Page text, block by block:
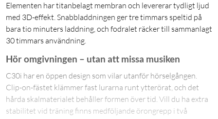
Elementen har titanbelagt membran och levererar tydligt ljud
med 3D-effekt. Snabbladdningen ger tre timmars speltid på
bara tio minuters laddning, och fodralet räcker till sammanlagt
30 timmars användning.
Hör omgivningen – utan att missa musiken
C30i har en öppen design som vilar utanför hörselgången.
Clip-on-fästet klämmer fast lurarna runt ytterörat, och det
hårda skalmaterialet behåller formen över tid. Vill du ha extra
stabilitet vid träning finns medföljande örongrepp i två